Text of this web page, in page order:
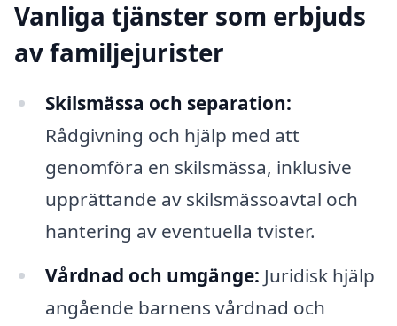
Vanliga tjänster som erbjuds
av familjejurister
Skilsmässa och separation:
Rådgivning och hjälp med att
genomföra en skilsmässa, inklusive
upprättande av skilsmässoavtal och
hantering av eventuella tvister.
Vårdnad och umgänge: Juridisk hjälp
angående barnens vårdnad och